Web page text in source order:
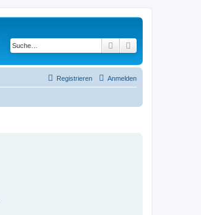
Suche
Anmelden
Registrieren